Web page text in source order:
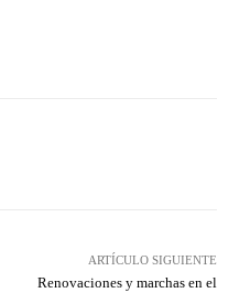
ARTÍCULO SIGUIENTE
Renovaciones y marchas en el